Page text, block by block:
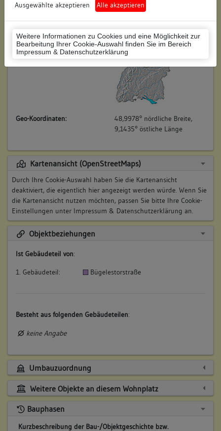
Ausgewählte akzeptieren Alle akzeptieren
Weitere Informationen zu Cookies und eine Möglichkeit zur
Bearbeitung Ihrer Cookie-Auswahl finden Sie im Bereich
Impressum & Datenschutzerklärung
Historischer Straßenname: keiner
Lage des Wohnplatzes:
Geo-Koordinaten:
48,9978° nördliche Breite,
9,1435° östliche Länge
Kartenansicht (OpenStreetMaps)
Durch Ihre Cookie-Auswahl haben Sie die Kartenansicht
deaktiviert, die eigentlich hier angezeigt werden würde. Wenn Sie
die Kartenansicht nutzen möchten, passen Sie bitte Ihre Cookie-
Einstellungen unter Impressum & Datenschutzerklärung an.
Objektbeziehungen
Ist Gebäudeteil von:
1. Gebäudeteil: Bügelestorstraße
Besteht aus folgenden Gebäudeteilen:
keine Angabe
Umbauzuordnung
Weitere Objekte an diesem Wohnplatz
Bauphasen
Kurzbeschreibung der Bau-/Objektgeschichte bzw.